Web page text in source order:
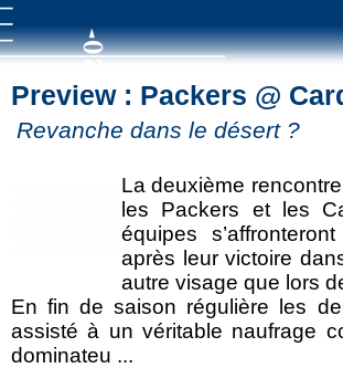
Preview : Packers @
Revanche dans le désert ?
La deuxième
les Packers et les
équipes
après leur victoire
autre visage que lors
En fin de saison régulière les
assisté à un véritable naufrage
dominateu ...